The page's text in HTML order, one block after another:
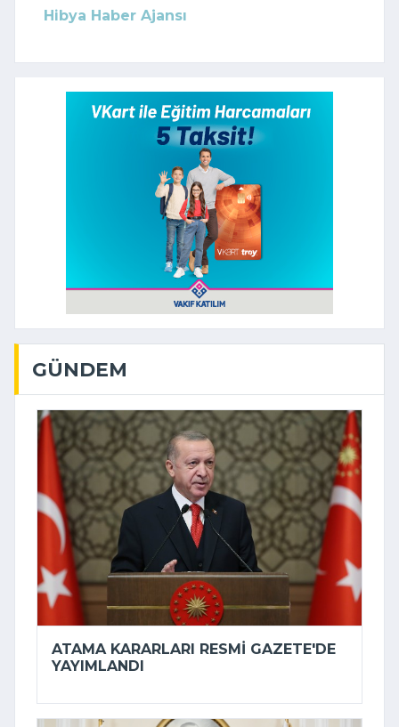
Hibya Haber Ajansı
GÜNDEM
ATAMA KARARLARI RESMI GAZETE'DE
YAYIMLANDI